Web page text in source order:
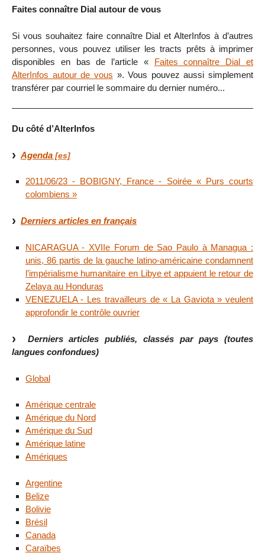
Faites connaître Dial autour de vous
Si vous souhaitez faire connaître Dial et AlterInfos à d’autres
personnes, vous pouvez utiliser les tracts prêts à imprimer
disponibles en bas de l’article « Faites connaître Dial et
AlterInfos autour de vous ». Vous pouvez aussi simplement
transférer par courriel le sommaire du dernier numéro...
Du côté d’AlterInfos
Agenda
2011/06/23 - BOBIGNY, France - Soirée « Purs courts
colombiens »
Derniers articles en français
NICARAGUA - XVIIe Forum de Sao Paulo à Managua :
unis, 86 partis de la gauche latino-américaine condamnent
l’impérialisme humanitaire en Libye et appuient le retour de
Zelaya au Honduras
VENEZUELA - Les travailleurs de « La Gaviota » veulent
approfondir le contrôle ouvrier
Derniers articles publiés, classés par pays (toutes
langues confondues)
Global
Amérique centrale
Amérique du Nord
Amérique du Sud
Amérique latine
Amériques
Argentine
Belize
Bolivie
Brésil
Canada
Caraïbes